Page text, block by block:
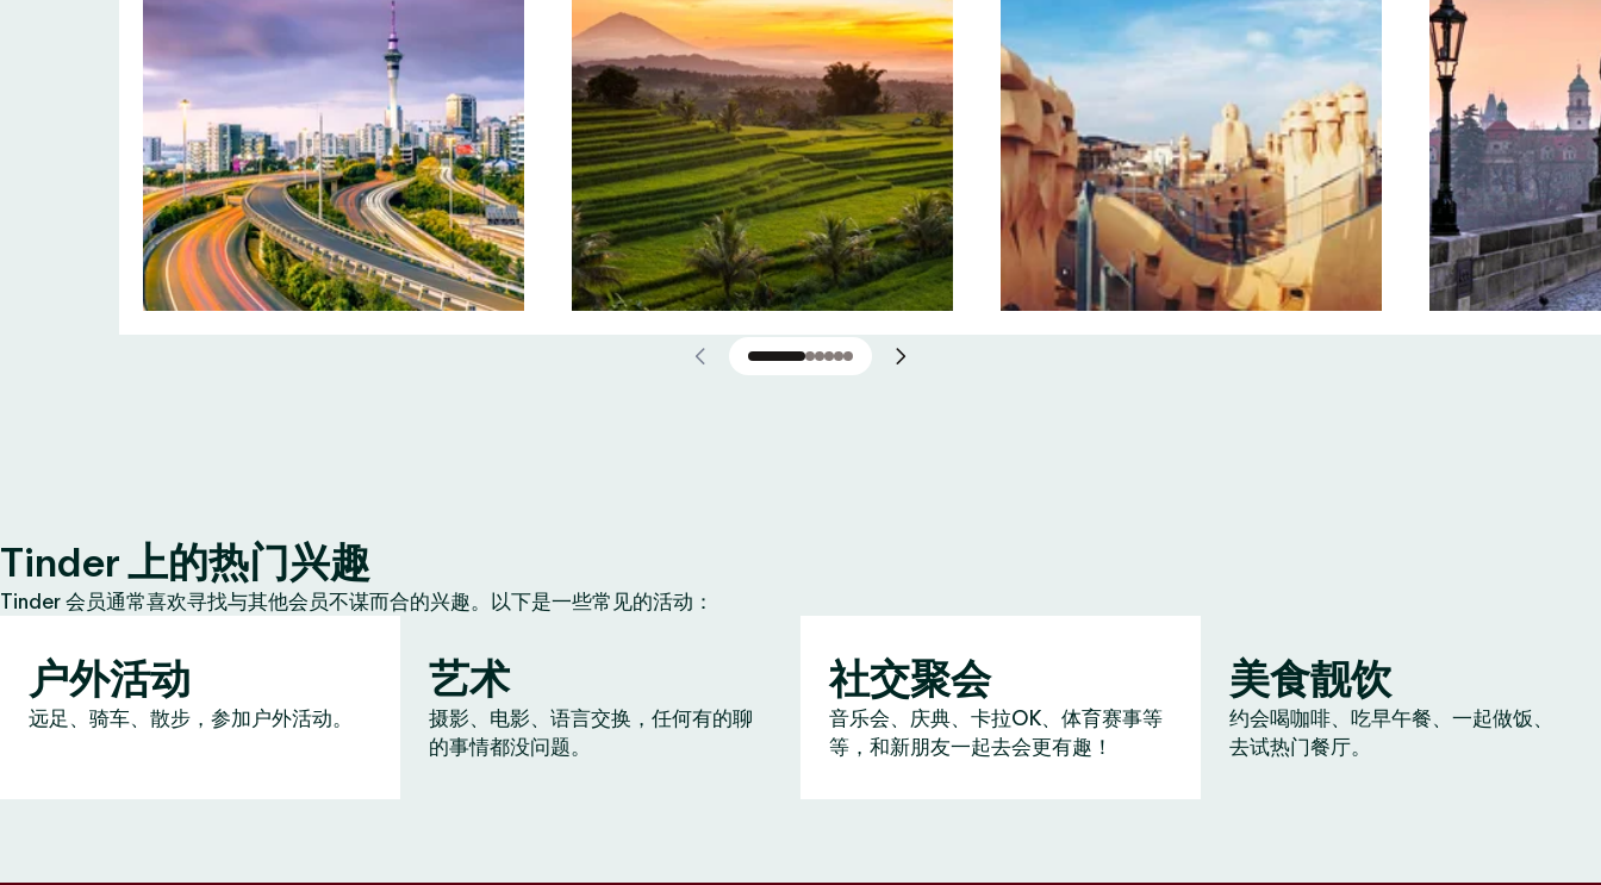
Tinder 上的热门兴趣
Tinder 会员通常喜欢寻找与其他会员不谋而合的兴趣。以下是一些常见的活动：
户外活动
远足、骑车、散步，参加户外活动。
艺术
摄影、电影、语言交换，任何有的聊
的事情都没问题。
社交聚会
音乐会、庆典、卡拉OK、体育赛事等
等，和新朋友一起去会更有趣！
美食靓饮
约会喝咖啡、吃早午餐、一起做饭、
去试热门餐厅。